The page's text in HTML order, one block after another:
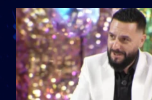
bashkëshorten: S’kemi
divorci apo jo?